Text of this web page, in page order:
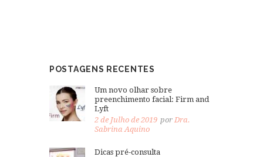
POSTAGENS RECENTES
Um novo olhar sobre
preenchimento facial: Firm and
Lyft
2 de Julho de 2019 por Dra.
Sabrina Aquino
Dicas pré-consulta